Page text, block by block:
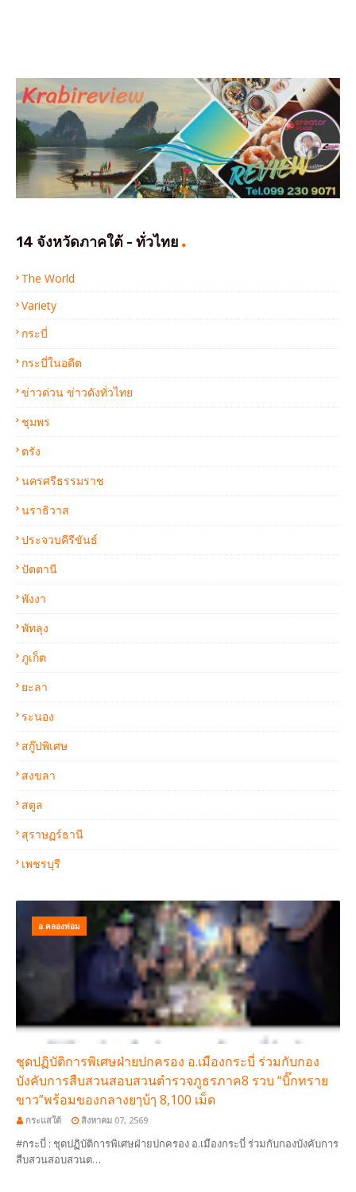
14 จังหวัดภาคใต้ - ทั่วไทย
The World
Variety
กระบี่
กระบี่ในอดีต
ข่าวด่วน ข่าวดังทั่วไทย
ชุมพร
ตรัง
นครศรีธรรมราช
นราธิวาส
ประจวบคีรีขันธ์
ปัตตานี
พังงา
พัทลุง
ภูเก็ต
ยะลา
ระนอง
สกู๊ปพิเศษ
สงขลา
สตูล
สุราษฏร์ธานี
เพชรบุรี
อ.คลองท่อม
ชุดปฏิบัติการพิเศษฝ่ายปกครอง อ.เมืองกระบี่ ร่วมกับกอง
บังคับการสืบสวนสอบสวนตำรวจภูธรภาค8 รวบ “บิ๊กทราย
ขาว”พร้อมของกลางยๅบ้ๅ 8,100 เม็ด
กระแสใต้ สิงหาคม 07, 2569
#กระบี่ : ชุดปฏิบัติการพิเศษฝ่ายปกครอง อ.เมืองกระบี่ ร่วมกับกองบังคับการ
สืบสวนสอบสวนต…